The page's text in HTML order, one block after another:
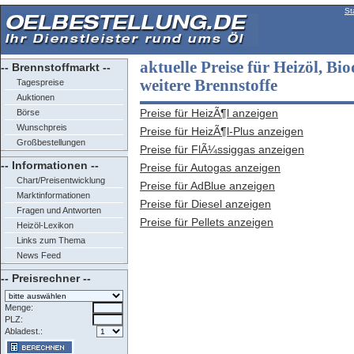
-- Brennstoffmarkt --
Tagespreise
Auktionen
Börse
Wunschpreis
Großbestellungen
-- Informationen --
Chart/Preisentwicklung
Marktinformationen
Fragen und Antworten
Heizöl-Lexikon
Links zum Thema
News Feed
-- Preisrechner --
Menge:
PLZ:
Abladest.:
aktuelle Preise für Heizöl,
weitere Brennstoffe
Preise für HeizÃ¶l anzeigen
Preise für HeizÃ¶l-Plus anzeigen
Preise für FlÃ¼ssiggas anzeigen
Preise für Autogas anzeigen
Preise für AdBlue anzeigen
Preise für Diesel anzeigen
Preise für Pellets anzeigen